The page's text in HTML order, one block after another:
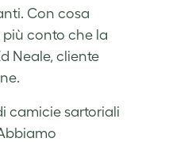
Con cosa
più conto che la
Neale, cliente
camicie sartoriali